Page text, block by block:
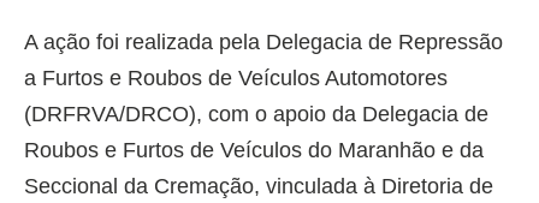
A ação foi realizada pela Delegacia de Repressão
a Furtos e Roubos de Veículos Automotores
(DRFRVA/DRCO), com o apoio da Delegacia de
Roubos e Furtos de Veículos do Maranhão e da
Seccional da Cremação, vinculada à Diretoria de